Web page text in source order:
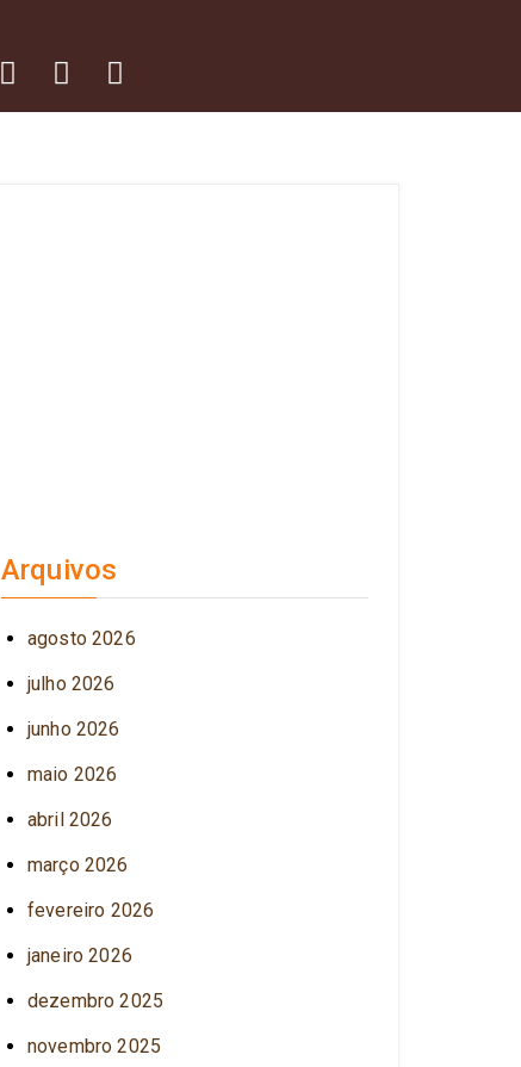
Arquivos
agosto 2026
julho 2026
junho 2026
maio 2026
abril 2026
março 2026
fevereiro 2026
janeiro 2026
dezembro 2025
novembro 2025